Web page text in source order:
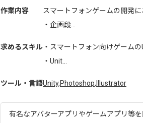
作業内容
スマートフォンゲームの開発
・企画段...
求めるスキル ・スマートフォン向けゲーム
・Unit...
ツール・言語Unity,Photoshop, Illustrator
有名なアバターアプリやゲームアプリ等